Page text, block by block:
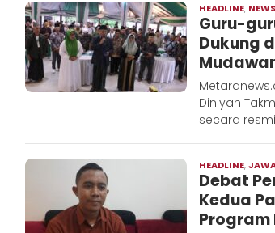
HEADLINE, NEWS
Guru-
Dukung
Diniyah
secara
HEADLINE,
Debat
Kedua
Program